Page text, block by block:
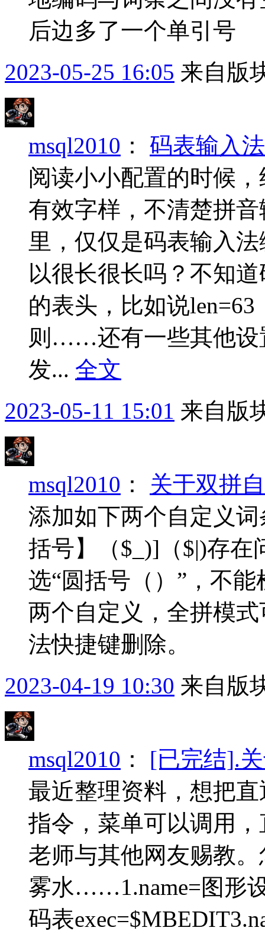
后边多了一个单引号
2023-05-25 16:05 来自版
msql2010 ： 码表输入
阅读小小配置的时候
有效字样，不清楚拼
里，仅仅是码表输入
以很长很长吗？不知
的表头，比如说
则……还有一些其他设
发... 全文
2023-05-11 15:01 来自版
msql2010 ： 关于双拼
添加如下两个自定义
括号】（$_)]（$|)存在
选“圆括号（）”，不
两个自定义，全拼模
法快捷键删除。
2023-04-19 10:30 来自版
msql2010 ： [已完结].
最近整理资料，想把
指令，菜单可以调用
老师与其他网友赐教
雾水……1.name=图形
码表